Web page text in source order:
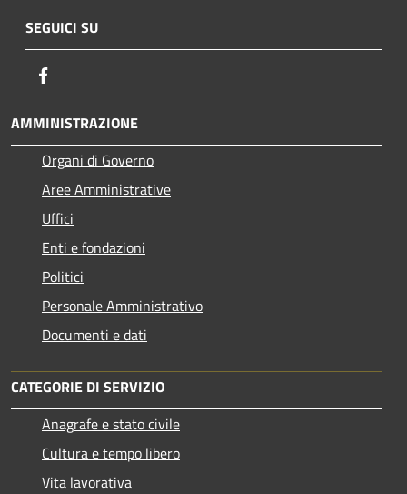
SEGUICI SU
AMMINISTRAZIONE
Organi di Governo
Aree Amministrative
Uffici
Enti e fondazioni
Politici
Personale Amministrativo
Documenti e dati
CATEGORIE DI SERVIZIO
Anagrafe e stato civile
Cultura e tempo libero
Vita lavorativa